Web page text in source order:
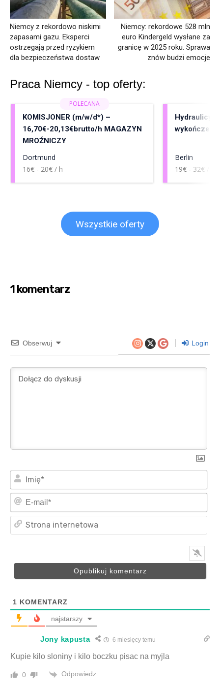
Niemcy z rekordowo niskimi
zapasami gazu. Eksperci
ostrzegają przed ryzykiem
dla bezpieczeństwa dostaw
Niemcy: rekordowe 528 mln
euro Kindergeld wysłane za
granicę w 2025 roku. Sprawa
znów budzi emocje
Praca Niemcy - top oferty:
KOMISJONER (m/w/d*) –
16,70€-20,13€brutto/h MAGAZYN
MROŹNICZY
Dortmund
16€ - 20€ / h
Hydraulicy,
Berlin
19€ - 32€ / h
Wszystkie oferty
1 komentarz
Obserwuj Login
E-
1 KOMENTARZ
najstarszy
Jony kapusta 6 miesięcy temu
Kupie kilo sloniny i kilo boczku pisac na myjla
0 Odpowiedz